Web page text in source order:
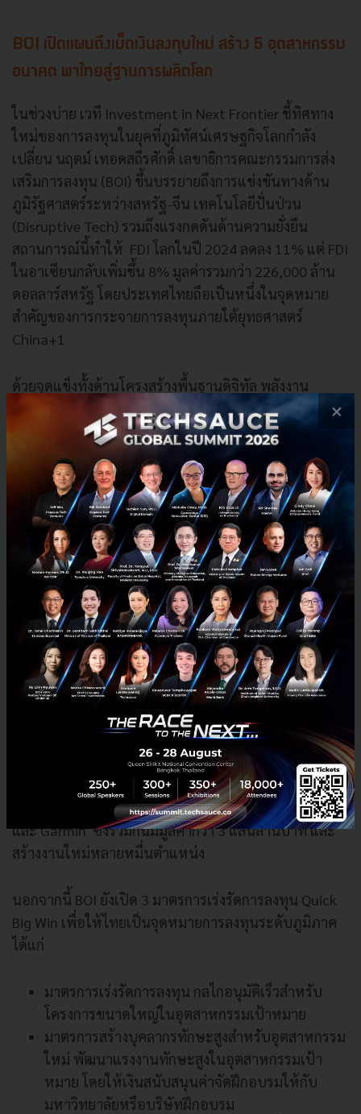
BOI เปิดแผนดึงเม็ดเงินลงทุนใหม่ สร้าง 5 อุตสาหกรรม
อนาคต พาไทยสู่ฐานการผลิตโลก
ในช่วงบ่าย เวที Investment in Next Frontier ชี้ทิศทาง
ใหม่ของการลงทุนในยุคที่ภูมิทัศน์เศรษฐกิจโลกกำลัง
เปลี่ยน นฤตม์ เทอดสถีรศักดิ์ เลขาธิการคณะกรรมการส่ง
เสริมการลงทุน (BOI) ขึ้นบรรยายถึงการแข่งขันทางด้าน
ภูมิรัฐศาสตร์ระหว่างสหรัฐ-จีน เทคโนโลยีปั่นป่วน
(Disruptive Tech) รวมถึงแรงกดดันด้านความยั่งยืน
สถานการณ์นี้ทำให้ FDI โลกในปี 2024 ลดลง 11% แต่ FDI
ในอาเซียนกลับเพิ่มขึ้น 8% มูลค่ารวมกว่า 226,000 ล้าน
ดอลลาร์สหรัฐ โดยประเทศไทยถือเป็นหนึ่งในจุดหมาย
สำคัญของการกระจายการลงทุนภายใต้ยุทธศาสตร์
China+1
ด้วยจุดแข็งทั้งด้านโครงสร้างพื้นฐานดิจิทัล พลังงาน
สะอาด แรงงานทักษะสูง และความพร้อมในการเป็น
ศูนย์กลางการผลิตสมัยใหม่ได้ ซึ่งขณะนี้มีโครงการขอรับ
การส่งเสริมการลงทุนจากต่างประเทศแล้วกว่า 1.37 ล้าน
ล้านบาท เพิ่มขึ้นเกือบ 94% ภายในสามปีที่ผ่านมา
นฤตม์ เผยว่า แนวโน้มการลงทุนใหม่ของโลกจะมุ่งสู่
อุตสาหกรรมอนาคต (New Industries) โดย BOI ได้
กำหนด 6 กลุ่มอุตสาหกรรมหลักที่ไทยจะใช้เป็น
เครื่องยนต์เศรษฐกิจ ได้แก่
Digital และ AI
Semiconductors และ Advanced Electronics
Modern Automobiles
Clean Energy
Bio-Based Industries
Modern Agriculture และ Future Foods
พร้อมยกตัวอย่างการลงทุนสำคัญที่เกิดขึ้นแล้วในไทย เช่น
CHANGAN, Sunwoda, Infineon, Foxconn, Microchip
และ Garmin ซึ่งรวมกันมีมูลค่ากว่า 3 แสนล้านบาท และ
สร้างงานใหม่หลายหมื่นตำแหน่ง
นอกจากนี้ BOI ยังเปิด 3 มาตรการเร่งรัดการลงทุน Quick
Big Win เพื่อให้ไทยเป็นจุดหมายการลงทุนระดับภูมิภาค
ได้แก่
มาตรการเร่งรัดการลงทุน กลไกอนุมัติเร็วสำหรับ
โครงการขนาดใหญ่ในอุตสาหกรรมเป้าหมาย
มาตรการสร้างบุคลากรทักษะสูงสำหรับอุตสาหกรรม
ใหม่ พัฒนาแรงงานทักษะสูงในอุตสาหกรรมเป้า
หมาย โดยให้เงินสนับสนุนค่าจัดฝึกอบรมให้กับ
มหาวิทยาลัยหรือบริษัทฝึกอบรม
×